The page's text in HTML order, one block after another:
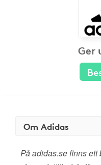
Ger
Om Adidas
På adidas.se finns ett